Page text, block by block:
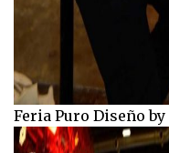
Feria Puro Diseño